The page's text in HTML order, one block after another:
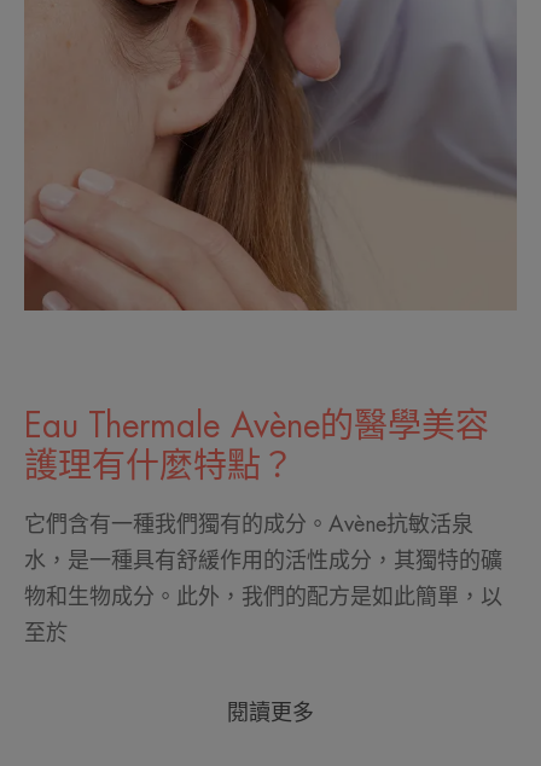
Eau Thermale Avène的醫學美容
護理有什麼特點？
它們含有一種我們獨有的成分。Avène抗敏活泉
水，是一種具有舒緩作用的活性成分，其獨特的礦
物和生物成分。此外，我們的配方是如此簡單，以
至於
閱讀更多